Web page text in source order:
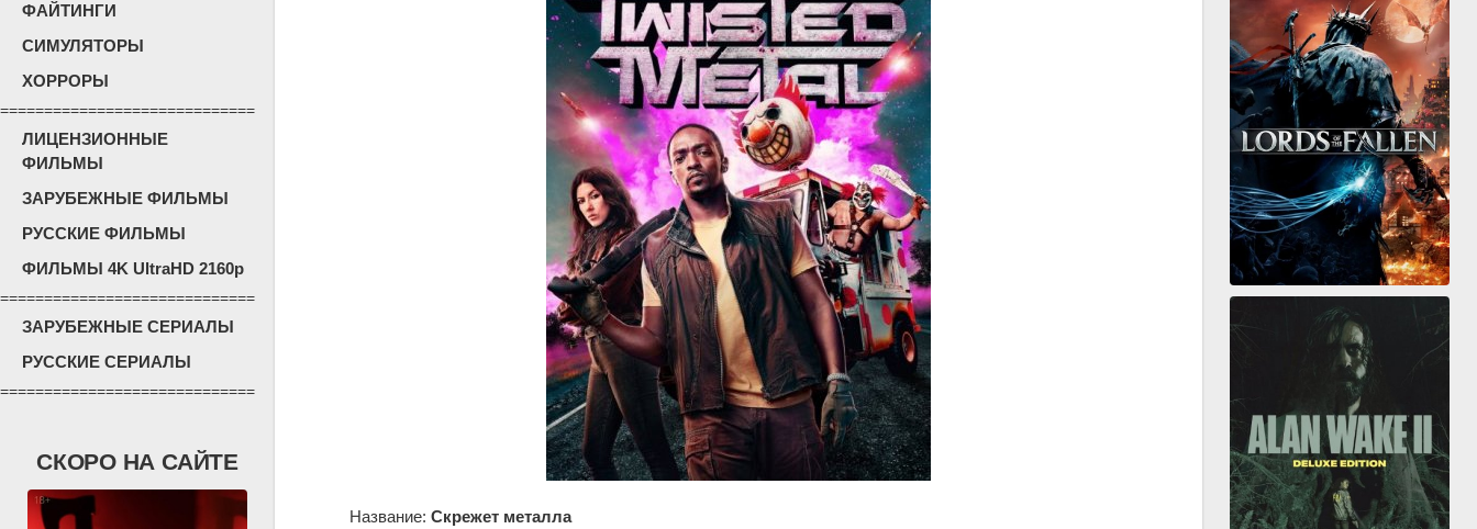
ФАЙТИНГИ
СИМУЛЯТОРЫ
ХОРРОРЫ
=============================
ЛИЦЕНЗИОННЫЕ
ФИЛЬМЫ
ЗАРУБЕЖНЫЕ ФИЛЬМЫ
РУССКИЕ ФИЛЬМЫ
ФИЛЬМЫ 4K UltraHD 2160p
=============================
ЗАРУБЕЖНЫЕ СЕРИАЛЫ
РУССКИЕ СЕРИАЛЫ
=============================
СКОРО НА САЙТЕ
Название: Скрежет металла